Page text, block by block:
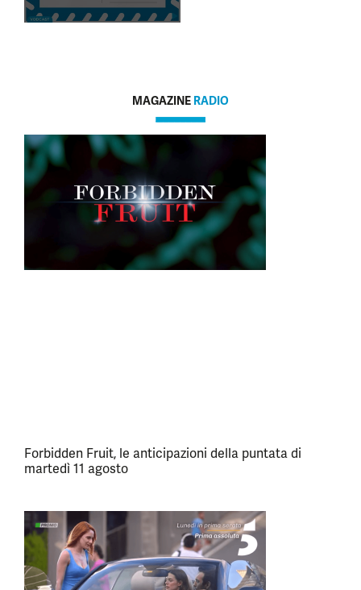
MAGAZINE RADIO
Forbidden Fruit, le anticipazioni della puntata di
martedì 11 agosto